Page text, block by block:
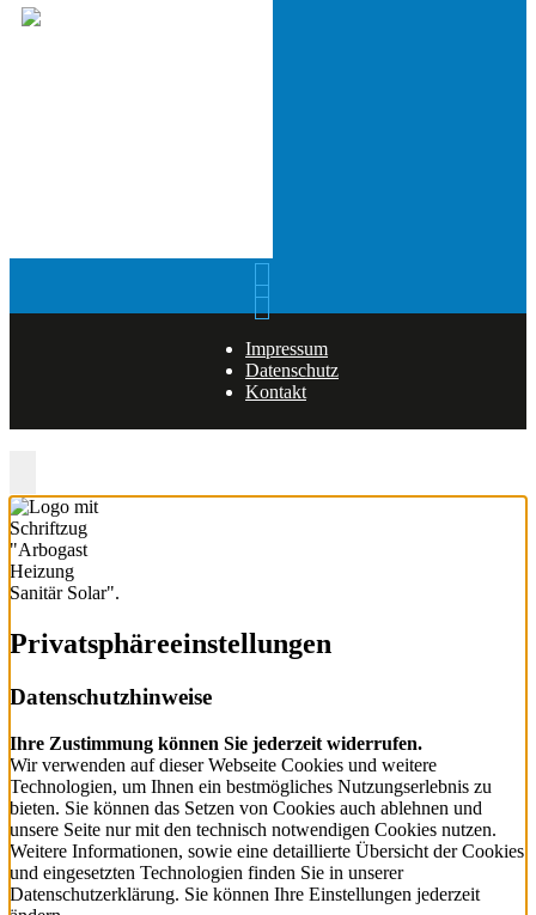
Impressum
Datenschutz
Kontakt
Privatsphäre­einstellungen
Datenschutzhinweise
Ihre Zustimmung können Sie jederzeit widerrufen.
Wir verwenden auf dieser Webseite Cookies und weitere
Technologien, um Ihnen ein bestmögliches Nutzungserlebnis zu
bieten. Sie können das Setzen von Cookies auch ablehnen und
unsere Seite nur mit den technisch notwendigen Cookies nutzen.
Weitere Informationen, sowie eine detaillierte Übersicht der Cookies
und eingesetzten Technologien finden Sie in unserer
Datenschutzerklärung. Sie können Ihre Einstellungen jederzeit